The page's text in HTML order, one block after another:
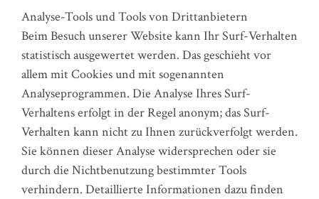
Analyse-Tools und Tools von Drittanbietern
Beim Besuch unserer Website kann Ihr Surf-Verhalten
statistisch ausgewertet werden. Das geschieht vor
allem mit Cookies und mit sogenannten
Analyseprogrammen. Die Analyse Ihres Surf-
Verhaltens erfolgt in der Regel anonym; das Surf-
Verhalten kann nicht zu Ihnen zurückverfolgt werden.
Sie können dieser Analyse widersprechen oder sie
durch die Nichtbenutzung bestimmter Tools
verhindern. Detaillierte Informationen dazu finden